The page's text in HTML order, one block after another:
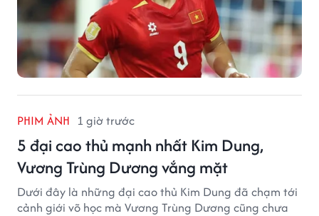
PHIM ẢNH 1 giờ trước
5 đại cao thủ mạnh nhất Kim Dung,
Vương Trùng Dương vắng mặt
Dưới đây là những đại cao thủ Kim Dung đã chạm tới
cảnh giới võ học mà Vương Trùng Dương cũng chưa